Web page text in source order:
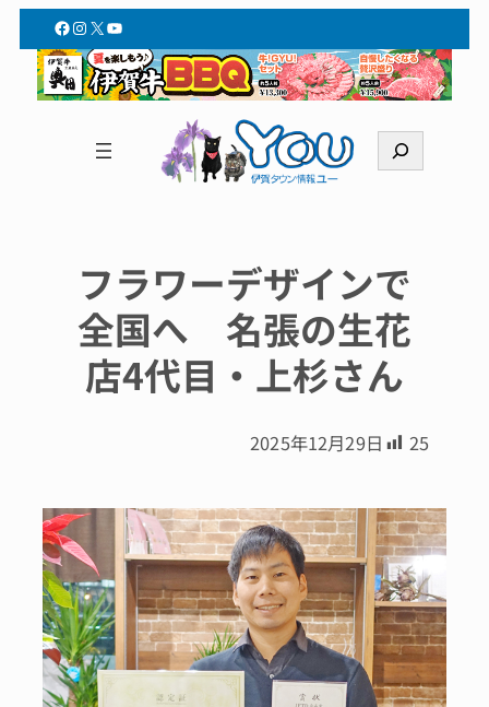
Facebook
Instagram
X YouTube
索
フラワーデザインで
全国へ 名張の生花
店4代目・上杉さん
2025年12月29日 25